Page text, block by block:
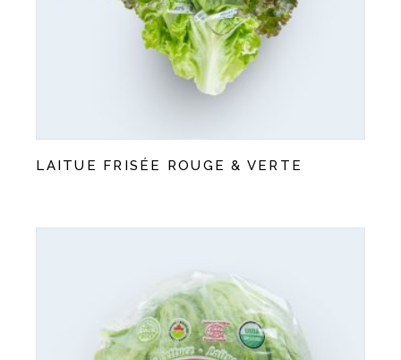
LAITUE FRISÉE ROUGE & VERTE